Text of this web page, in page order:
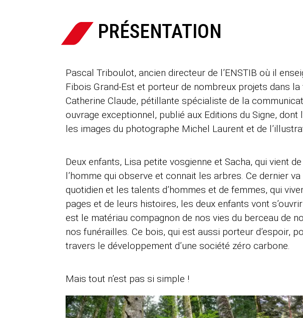
PRÉSENTATION
Pascal Triboulot, ancien directeur de l’ENSTIB où il
Fibois Grand-Est et porteur de nombreux projets dans
Catherine Claude, pétillante spécialiste de la
ouvrage exceptionnel, publié aux Editions du Signe,
les images du photographe Michel Laurent et de
Deux enfants, Lisa petite vosgienne et Sacha, qui vient
l’homme qui observe et connait les arbres. Ce dernier
quotidien et les talents d’hommes et de femmes, qui
pages et de leurs histoires, les deux enfants vont
est le matériau compagnon de nos vies du berceau de
nos funérailles. Ce bois, qui est aussi porteur d’espoir,
travers le développement d’une société zéro carbone.
Mais tout n’est pas si simple !